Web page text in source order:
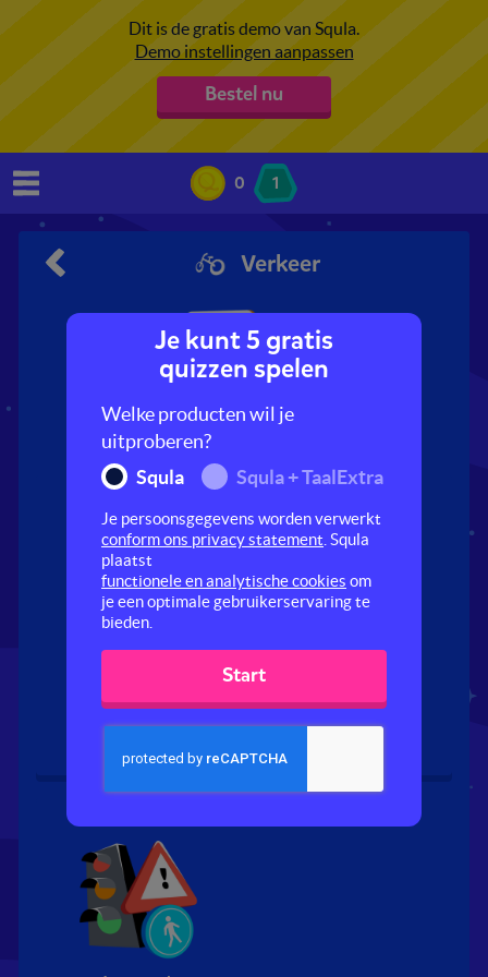
Dit is de gratis demo van Squla.
Demo instellingen aanpassen
Bestel nu
0 1
Verkeer
Wie mag eerst? Fiets je mee?
Je kunt 5 gratis
quizzen spelen
Welke producten wil je
uitproberen?
Squla
Squla + TaalExtra
Je persoonsgegevens worden verwerkt
conform ons privacy statement . Squla
plaatst
functionele en analytische cookies om
je een optimale gebruikerservaring te
bieden.
Start